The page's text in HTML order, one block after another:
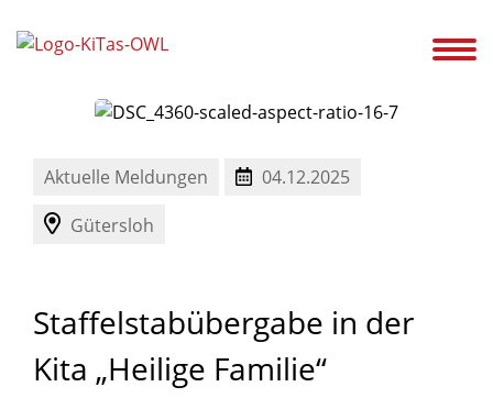
Aktuelles
Aktuelle Meldungen
04.12.2025
Gütersloh
Staffelstabübergabe in der
Kita „Heilige Familie“